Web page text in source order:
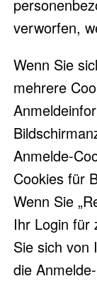
verworfen,
Wenn Sie
mehrere
Anmelde-
Cookies für
Wenn Sie
Ihr Login für
Sie sich von
die